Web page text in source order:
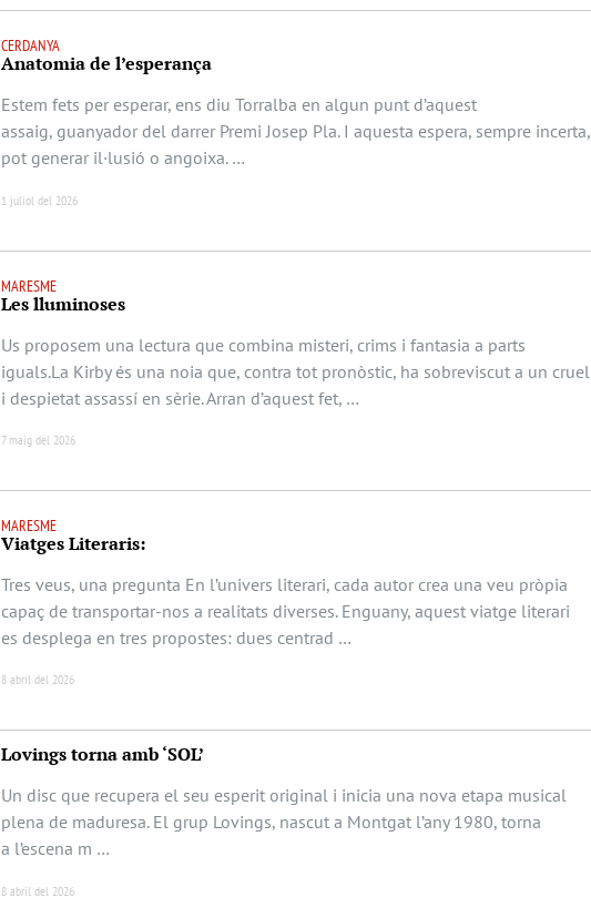
CERDANYA
Anatomia de l’esperança
Estem fets per esperar, ens diu Torralba en algun punt d’aquest
assaig, guanyador del darrer Premi Josep Pla. I aquesta espera, sempre incerta,
pot generar il·lusió o angoixa. …
1 juliol del 2026
MARESME
Les lluminoses
Us proposem una lectura que combina misteri, crims i fantasia a parts
iguals.La Kirby és una noia que, contra tot pronòstic, ha sobreviscut a un cruel
i despietat assassí en sèrie. Arran d’aquest fet, …
7 maig del 2026
MARESME
Viatges Literaris:
Tres veus, una pregunta En l’univers literari, cada autor crea una veu pròpia
capaç de transportar-nos a realitats diverses. Enguany, aquest viatge literari
es desplega en tres propostes: dues centrad …
8 abril del 2026
Lovings torna amb ‘SOL’
Un disc que recupera el seu esperit original i inicia una nova etapa musical
plena de maduresa. El grup Lovings, nascut a Montgat l’any 1980, torna
a l’escena m …
8 abril del 2026